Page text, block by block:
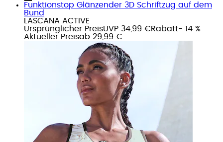
Funktionstop Glänzender 3D Schriftzug auf dem
Bund
LASCANA ACTIVE
Ursprünglicher PreisUVP 34,99 €Rabatt- 14 %
Aktueller Preisab 29,99 €